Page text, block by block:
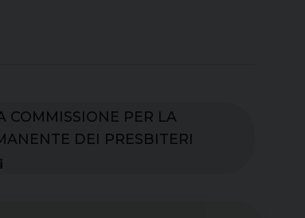
COMMISSIONE PER LA
DEI PRESBITERI